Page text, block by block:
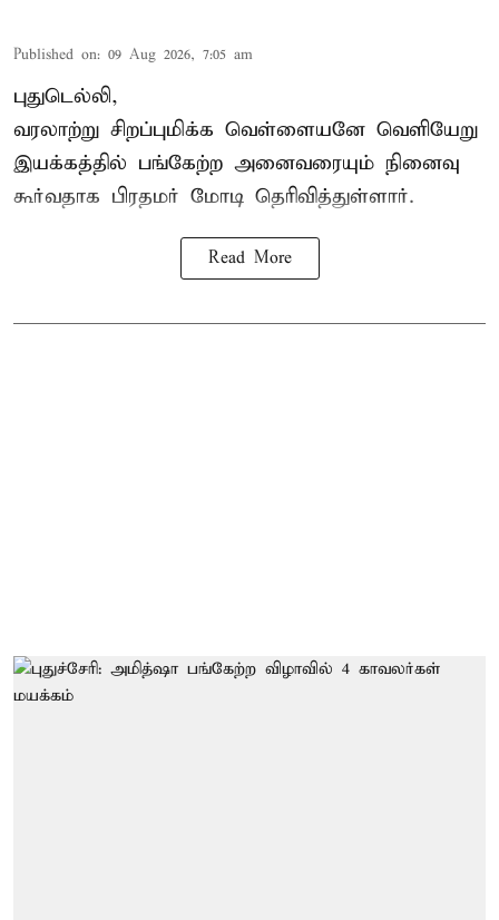
Published on: 09 Aug 2026, 7:05 am
புதுடெல்லி,
வரலாற்று சிறப்புமிக்க வெள்ளையனே வெளியேறு
இயக்கத்தில் பங்கேற்ற அனைவரையும் நினைவு
கூர்வதாக பிரதமர் மோடி தெரிவித்துள்ளார்.
Read More